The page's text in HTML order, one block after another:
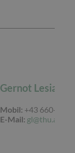
Gernot Lesiak
Mobil: +43 660-84
E-Mail: gl@thu.at